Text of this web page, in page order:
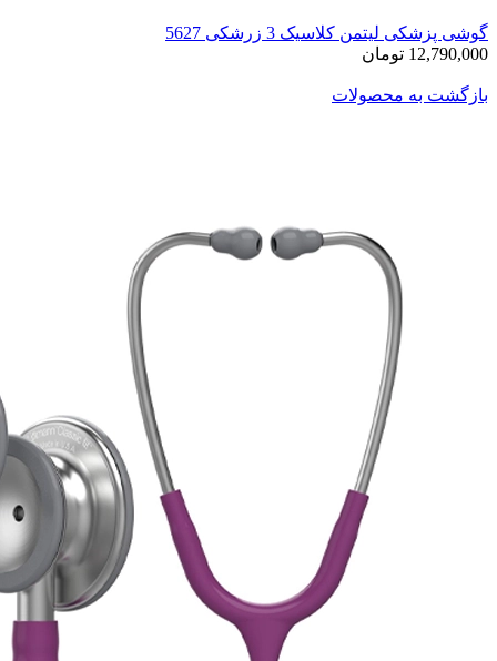
گوشی پزشکی لیتمن کلاسیک 3 زرشکی 5627
12,790,000 تومان
بازگشت به محصولات